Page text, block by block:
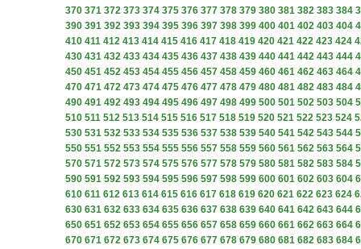
370 371 372 373 374 375 376 377 378 379 380 381 382 383 384
390 391 392 393 394 395 396 397 398 399 400 401 402 403 404
410 411 412 413 414 415 416 417 418 419 420 421 422 423 424
430 431 432 433 434 435 436 437 438 439 440 441 442 443 444
450 451 452 453 454 455 456 457 458 459 460 461 462 463 464
470 471 472 473 474 475 476 477 478 479 480 481 482 483 484
490 491 492 493 494 495 496 497 498 499 500 501 502 503 504
510 511 512 513 514 515 516 517 518 519 520 521 522 523 524
530 531 532 533 534 535 536 537 538 539 540 541 542 543 544
550 551 552 553 554 555 556 557 558 559 560 561 562 563 564
570 571 572 573 574 575 576 577 578 579 580 581 582 583 584
590 591 592 593 594 595 596 597 598 599 600 601 602 603 604
610 611 612 613 614 615 616 617 618 619 620 621 622 623 624
630 631 632 633 634 635 636 637 638 639 640 641 642 643 644
650 651 652 653 654 655 656 657 658 659 660 661 662 663 664
670 671 672 673 674 675 676 677 678 679 680 681 682 683 684